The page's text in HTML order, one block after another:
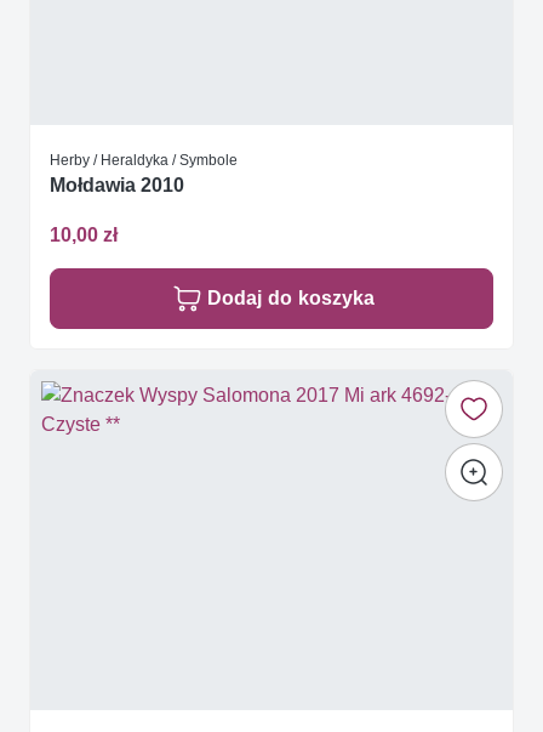
Herby / Heraldyka / Symbole
Mołdawia 2010
10,00 zł
Dodaj do koszyka